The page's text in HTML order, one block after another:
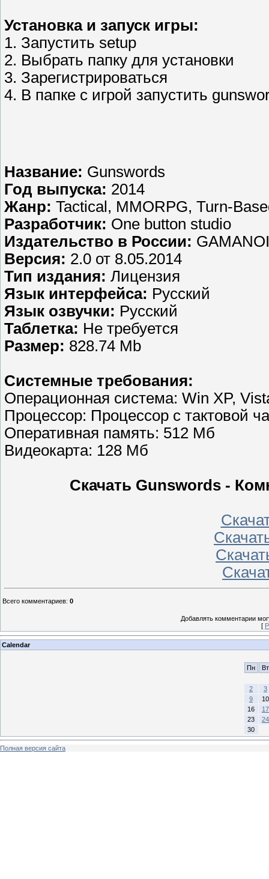
Установка и запуск игры:
1. Запустить setup
2. Выбрать папку для установки
3. Зарегистрироваться
4. В папке с игрой запустить
Название: Gunswords
Год выпуска: 2014
Жанр: Tactical, MMORPG, Turn-
Разработчик: One button studio
Издательство в России:
Версия: 2.0 от 8.05.2014
Тип издания: Лицензия
Язык интерфейса: Русский
Язык озвучки: Русский
Таблетка: Не требуется
Размер: 828.74 Mb
Системные требования:
Операционная система: Win XP,
Процессор: Процессор с тактовой
Оперативная память: 512 Мб
Видеокарта: 128 Mб
Скачать Gunswords -
Всего комментариев: 0
Добавлять комментарии
[
Calendar
Пн Вт
2
3
9
10
16
17
23
24
30
Полная версия сайта